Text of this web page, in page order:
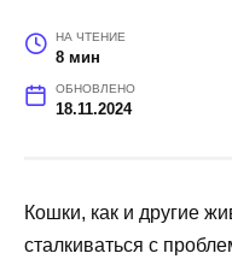
НА ЧТЕНИЕ
8 мин
ОБНОВЛЕНО
18.11.2024
Кошки, как и другие
сталкиваться с